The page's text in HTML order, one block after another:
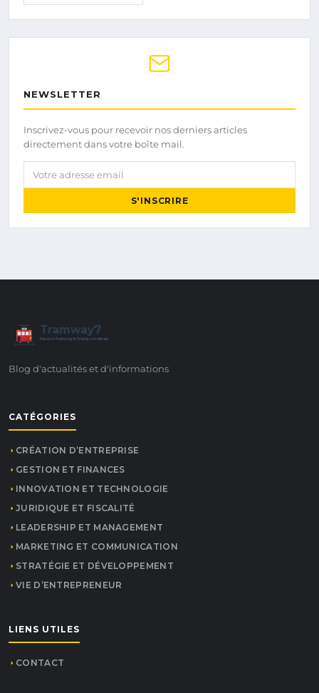
NEWSLETTER
Inscrivez-vous pour recevoir nos derniers articles
directement dans votre boîte mail.
Votre adresse email
S'INSCRIRE
7
Tramway7
Passion Tramway & Transport Urbain
Blog d'actualités et d'informations
CATÉGORIES
CRÉATION D’ENTREPRISE
GESTION ET FINANCES
INNOVATION ET TECHNOLOGIE
JURIDIQUE ET FISCALITÉ
LEADERSHIP ET MANAGEMENT
MARKETING ET COMMUNICATION
STRATÉGIE ET DÉVELOPPEMENT
VIE D’ENTREPRENEUR
LIENS UTILES
CONTACT